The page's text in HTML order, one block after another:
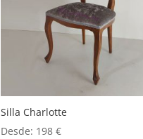
Silla Charlotte
Desde: 198€